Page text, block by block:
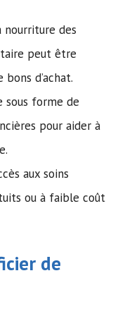
nourriture des
peut être
d’achat.
sous forme de
pour aider à
aux soins
ou à faible coût
de